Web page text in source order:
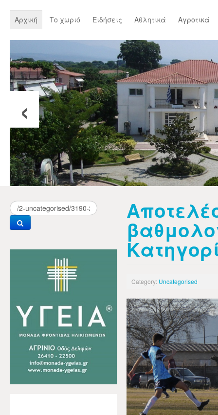
Αρχική Το χωριό Ειδήσεις Αθλητικά Αγροτικά
‹
Category: Uncategorised